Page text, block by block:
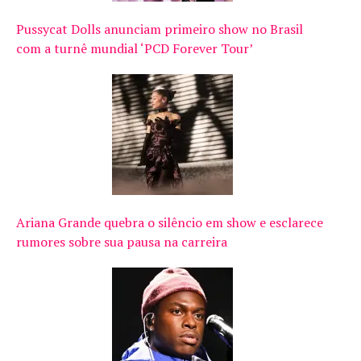
Pussycat Dolls anunciam primeiro show no Brasil
com a turnê mundial ‘PCD Forever Tour’
Ariana Grande quebra o silêncio em show e esclarece
rumores sobre sua pausa na carreira